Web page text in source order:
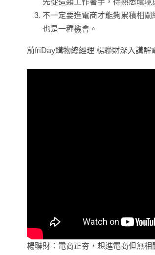
先從這類工作著手，待熟悉環
不一定要進電商才能夠累積相
也是一種機會。
前friDay購物總經理 楊聯財深入講解
楊聯財：電商正夯，想進電商但無相